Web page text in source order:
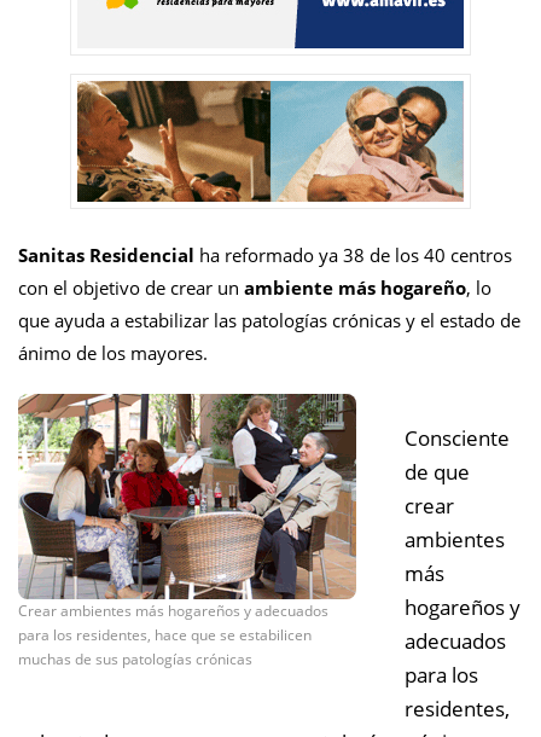
Sanitas Residencial ha reformado ya 38 de los 40 centros
con el objetivo de crear un ambiente más hogareño, lo
que ayuda a estabilizar las patologías crónicas y el estado de
ánimo de los mayores.
Crear ambientes más hogareños y adecuados
para los residentes, hace que se estabilicen
muchas de sus patologías crónicas
Consciente
de que
crear
ambientes
más
hogareños y
adecuados
para los
residentes,